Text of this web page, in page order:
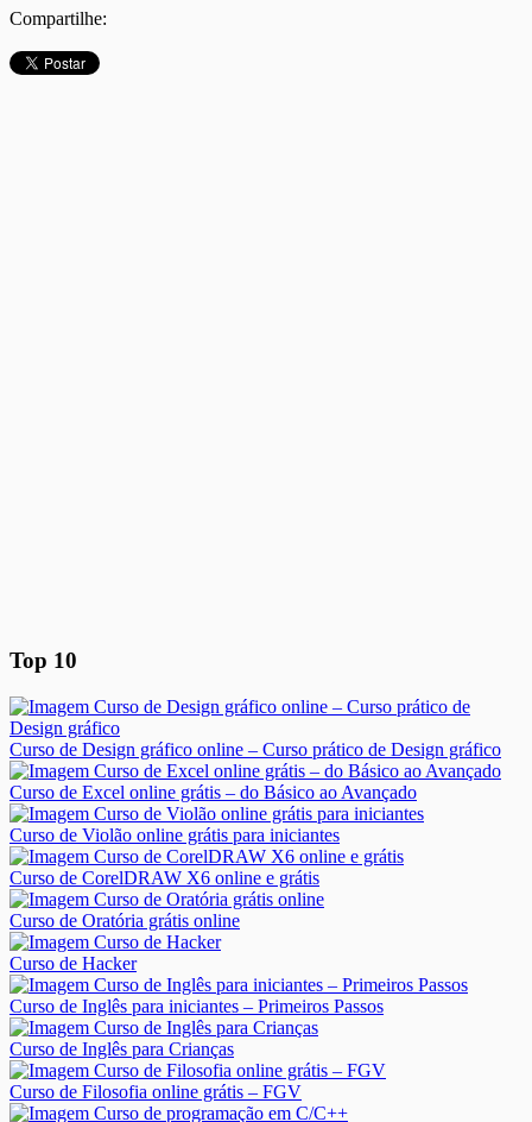
Compartilhe:
Top 10
Curso de Design gráfico online – Curso prático de Design gráfico
Curso de Excel online grátis – do Básico ao Avançado
Curso de Violão online grátis para iniciantes
Curso de CorelDRAW X6 online e grátis
Curso de Oratória grátis online
Curso de Hacker
Curso de Inglês para iniciantes – Primeiros Passos
Curso de Inglês para Crianças
Curso de Filosofia online grátis – FGV